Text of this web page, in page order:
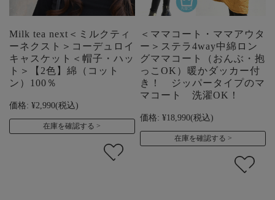
Milk tea next＜ミルクティ
ーネクスト＞コーデュロイ
キャスケット＜帽子・ハッ
ト＞【2色】綿（コット
ン）100％
価格: ¥2,990(税込)
在庫を確認する
＜ママコート・ママアウタ
ー＞ステラ4way中綿ロン
グママコート（おんぶ・抱
っこOK）暖かダッカー付
き！ ジッパータイプのマ
マコート 洗濯OK！
価格: ¥18,990(税込)
在庫を確認する